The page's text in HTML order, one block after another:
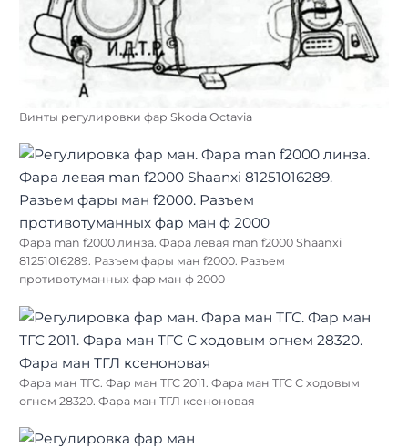
Винты регулировки фар Skoda Octavia
Фара man f2000 линза. Фара левая man f2000 Shaanxi
81251016289. Разъем фары ман f2000. Разъем
противотуманных фар ман ф 2000
Фара ман ТГС. Фар ман ТГС 2011. Фара ман ТГС С ходовым
огнем 28320. Фара ман ТГЛ ксеноновая